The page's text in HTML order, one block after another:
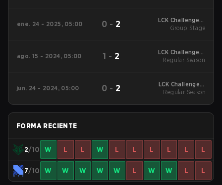
ene. 24 - 2025, 05:00 0 - 2
LCK Challengers
League Kickoff 2025
Group Stage
ago. 15 - 2024, 05:00 1 - 2
LCK Challengers
League Summer 2024
Regular Season
jun. 24 - 2024, 05:00 0 - 2
LCK Challengers
League Summer 2024
Regular Season
FORMA RECIENTE
2/10 W L L W L L L L L L
7/10 W W W W W L W W L L